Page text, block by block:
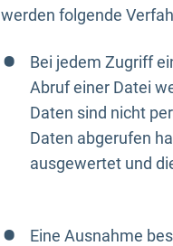
werden folgende
Bei jedem Zugriff
Abruf einer Datei
Daten sind nicht
Daten abgerufen
ausgewertet und
Eine Ausnahme